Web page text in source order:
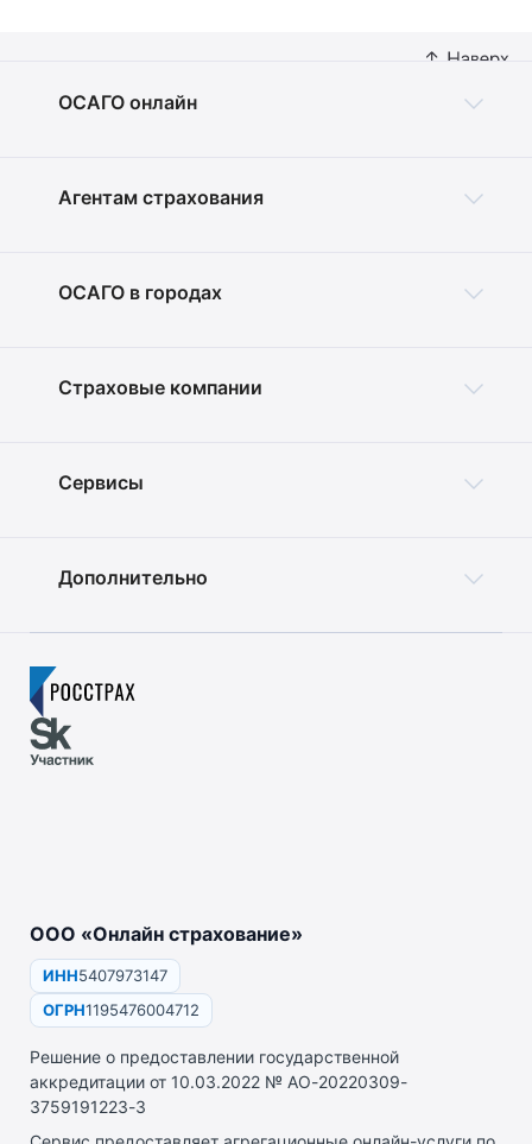
ОСАГО онлайн
Агентам страхования
ОСАГО в городах
Страховые компании
Сервисы
Дополнительно
ООО «Онлайн страхование»
ИНН5407973147
ОГРН1195476004712
Решение о предоставлении государственной
аккредитации от 10.03.2022 № АО-20220309-
3759191223-3